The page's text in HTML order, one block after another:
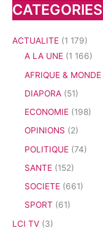
CATEGORIES
ACTUALITE (1 179)
A LA UNE (1 166)
AFRIQUE & MONDE
DIAPORA (51)
ECONOMIE (198)
OPINIONS (2)
POLITIQUE (74)
SANTE (152)
SOCIETE (661)
SPORT (61)
LCI TV (3)